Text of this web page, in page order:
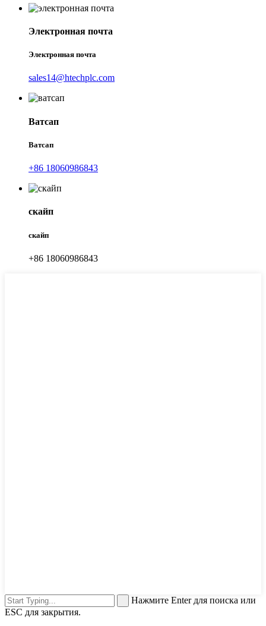
Электронная почта
Электронная почта
sales14@htechplc.com
Ватсап
Ватсап
+86 18060986843
скайп
скайп
+86 18060986843
Нажмите Enter для поиска или
ESC для закрытия.